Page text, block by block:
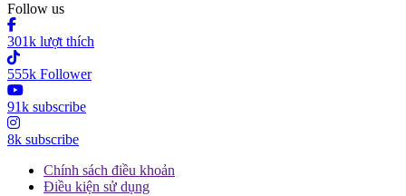
Follow us
301k lượt thích
555k Follower
91k subscribe
8k subscribe
Chính sách điều khoản
Điều kiện sử dụng